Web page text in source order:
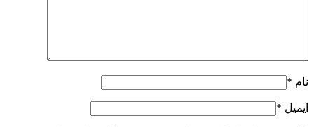
نام *
ایمیل *